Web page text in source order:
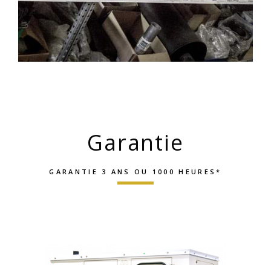
Garantie
GARANTIE 3 ANS OU 1000 HEURES*